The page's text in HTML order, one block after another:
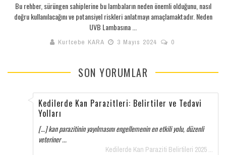
Bu rehber, sürüngen sahiplerine bu lambaların neden önemli olduğunu, nasıl
doğru kullanılacağını ve potansiyel riskleri anlatmayı amaçlamaktadır. Neden
UVB Lambasına ...
Kurtcebe KARA 3 Mayıs 2024 0
SON YORUMLAR
Kedilerde Kan Parazitleri: Belirtiler ve Tedavi
Yolları
[…] kan parazitinin yayılmasını engellemenin en etkili yolu, düzenli
veteriner ...
Kedilerde Kan Paraziti Belirtileri 2025 ...